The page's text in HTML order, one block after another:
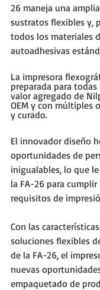
26 maneja una
sustratos flexibles y,
todos los materiales
autoadhesivas
La impresora
preparada para
valor agregado de
OEM y con múltiples
y curado.
El innovador diseño
oportunidades de
inigualables, lo que
la FA-26 para
requisitos de
Con las
soluciones flexibles
de la FA-26, el
nuevas
empaquetado de